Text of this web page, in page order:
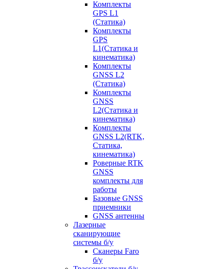
Комплекты
GPS L1
(Статика)
Комплекты
GPS
L1(Статика и
кинематика)
Комплекты
GNSS L2
(Статика)
Комплекты
GNSS
L2(Статика и
кинематика)
Комплекты
GNSS L2(RTK,
Статика,
кинематика)
Роверные RTK
GNSS
комплекты для
работы
Базовые GNSS
приемники
GNSS антенны
Лазерные
сканирующие
системы б/у
Сканеры Faro
б/у